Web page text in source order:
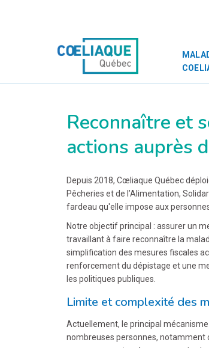
Reconnaître et
actions auprès
Depuis 2018, Cœliaque Québec
Pêcheries et de l’Alimentation,
fardeau qu'elle impose aux
Notre objectif principal : assurer un
travaillant à faire reconnaître la
simplification des mesures fiscales
renforcement du dépistage et une
les politiques publiques.
Limite et complexité des
Actuellement, le principal
nombreuses personnes, notamment